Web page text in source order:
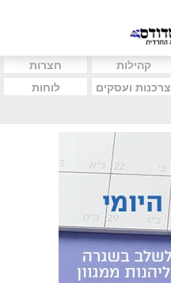
קהילות
חצרות
צרכנות ועסקים
לוחות